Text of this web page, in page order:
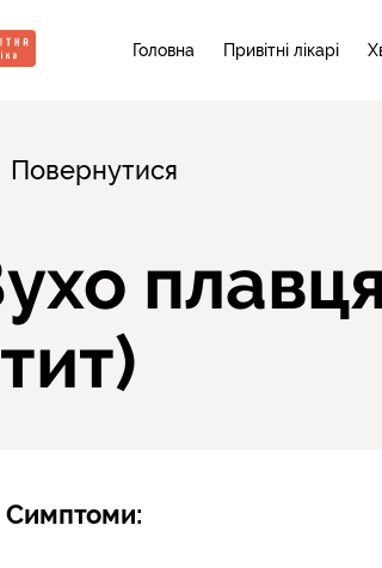
Головна Привітні лікарі
Повернутися
Симптоми: